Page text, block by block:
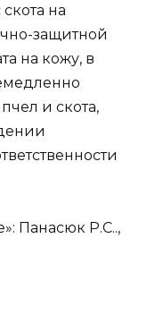
на
защитной
на кожу, в
и скота,
Панасюк Р.С..,